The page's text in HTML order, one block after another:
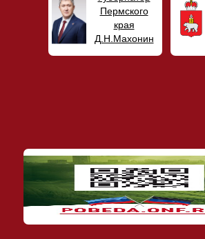
Пермского
края
Д.Н.Махонин